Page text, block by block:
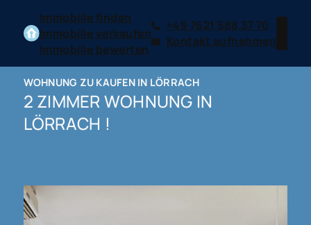
Immobilie finden
Immobilie verkaufen
Immobilie bewerten
+49 7621 588 37 70
Kontakt aufnehmen
WOHNUNG ZU KAUFEN IN LÖRRACH
2 ZIMMER WOHNUNG IN
LÖRRACH !